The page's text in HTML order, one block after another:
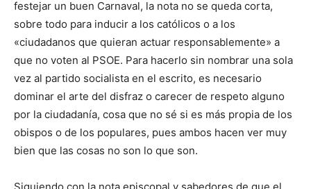
festejar un buen Carnaval, la nota no se queda corta,
sobre todo para inducir a los católicos o a los
«ciudadanos que quieran actuar responsablemente» a
que no voten al PSOE. Para hacerlo sin nombrar una sola
vez al partido socialista en el escrito, es necesario
dominar el arte del disfraz o carecer de respeto alguno
por la ciudadanía, cosa que no sé si es más propia de los
obispos o de los populares, pues ambos hacen ver muy
bien que las cosas no son lo que son.